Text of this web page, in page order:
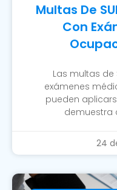
Multas De
Con
Las multas de
exámenes
pueden
demuestra
24